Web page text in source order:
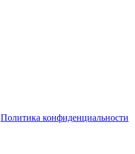
Политика конфиденциальности